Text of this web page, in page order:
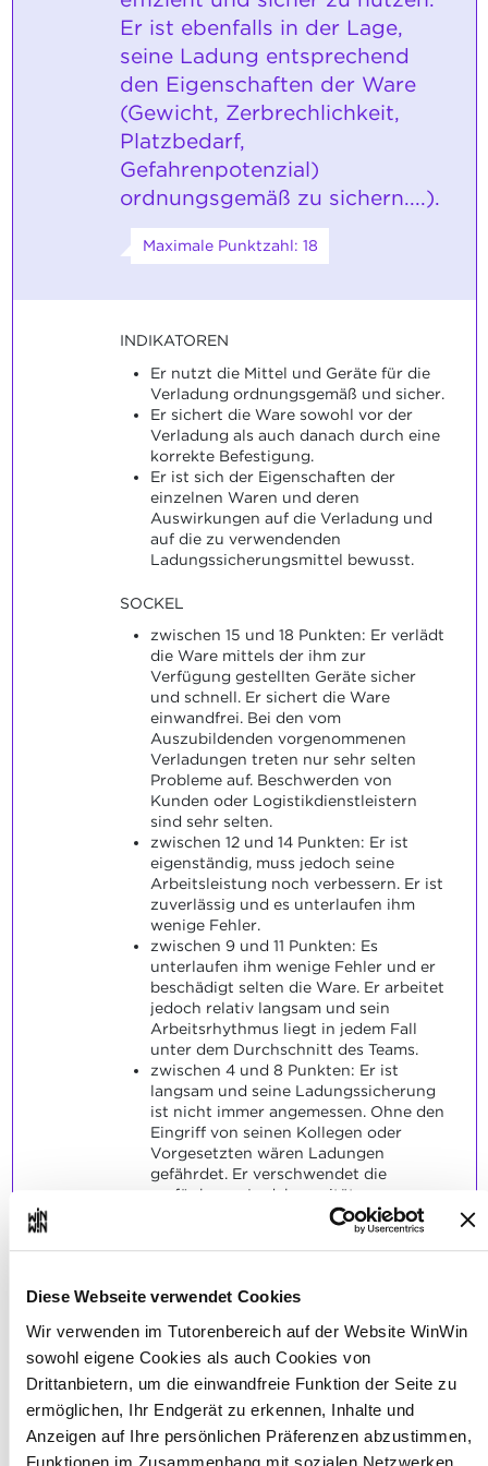
Diese Webseite verwendet Cookies
Wir verwenden im Tutorenbereich auf der Website WinWin
sowohl eigene Cookies als auch Cookies von
Drittanbietern, um die einwandfreie Funktion der Seite zu
ermöglichen, Ihr Endgerät zu erkennen, Inhalte und
Anzeigen auf Ihre persönlichen Präferenzen abzustimmen,
Funktionen im Zusammenhang mit sozialen Netzwerken
Er ist ebenfalls in der Lage,
seine Ladung entsprechend
den Eigenschaften der Ware
(Gewicht, Zerbrechlichkeit,
Platzbedarf,
Gefahrenpotenzial)
ordnungsgemäß zu sichern....).
Maximale Punktzahl: 18
INDIKATOREN
Er nutzt die Mittel und Geräte für die
Verladung ordnungsgemäß und sicher.
Er sichert die Ware sowohl vor der
Verladung als auch danach durch eine
korrekte Befestigung.
Er ist sich der Eigenschaften der
einzelnen Waren und deren
Auswirkungen auf die Verladung und
auf die zu verwendenden
Ladungssicherungsmittel bewusst.
SOCKEL
zwischen 15 und 18 Punkten: Er verlädt
die Ware mittels der ihm zur
Verfügung gestellten Geräte sicher
und schnell. Er sichert die Ware
einwandfrei. Bei den vom
Auszubildenden vorgenommenen
Verladungen treten nur sehr selten
Probleme auf. Beschwerden von
Kunden oder Logistikdienstleistern
sind sehr selten.
zwischen 12 und 14 Punkten: Er ist
eigenständig, muss jedoch seine
Arbeitsleistung noch verbessern. Er ist
zuverlässig und es unterlaufen ihm
wenige Fehler.
zwischen 9 und 11 Punkten: Es
unterlaufen ihm wenige Fehler und er
beschädigt selten die Ware. Er arbeitet
jedoch relativ langsam und sein
Arbeitsrhythmus liegt in jedem Fall
unter dem Durchschnitt des Teams.
zwischen 4 und 8 Punkten: Er ist
langsam und seine Ladungssicherung
ist nicht immer angemessen. Ohne den
Eingriff von seinen Kollegen oder
Vorgesetzten wären Ladungen
gefährdet. Er verschwendet die
verfügbaren Ladekapazitäten.
zwischen 0 und 3 Punkten: Er ist nicht
in der Lage, eine ordnungsgemäße
Verladung durchzuführen, da er nicht
Mittel nutzen kann und regelmäßig
mangelnden Know-hows ist seine
Arbeit nicht sicher und problematisch.
Man muss ihm ständig zur Seite
stehen, um die verschiedenen
Aufgaben zu erfüllen.